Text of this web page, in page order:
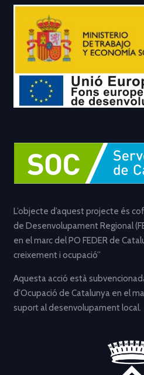
L’objecte d’aquest projecte és
de Desenvolupament Regional
en el marc del PO FEDER de
creixement i ocupació”
Aquesta acció està
d’Ocupació de Catalunya en el
suport al desenvolupament local.